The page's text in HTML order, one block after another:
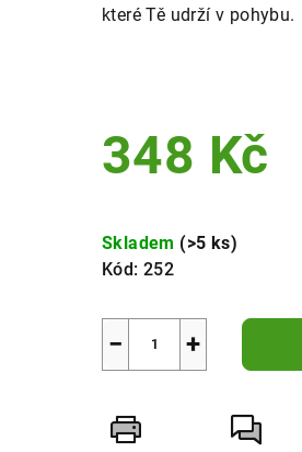
které Tě udrží v pohybu.
348 Kč
cena:
Skladem (>5 ks)
Kód: 252
+
−